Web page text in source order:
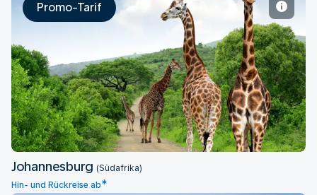
Johannesburg
Promo-Tarif
Johannesburg (Südafrika)
Hin- und Rückreise ab*